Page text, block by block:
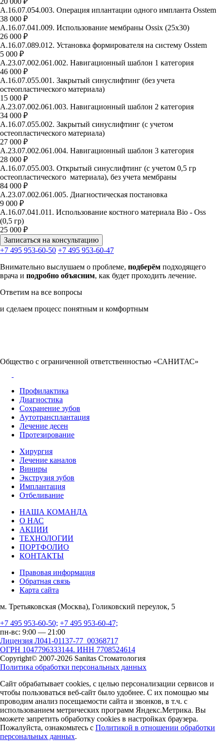
А.16.07.054.003. Операция иплантации одного импланта Osstem
38 000 ₽
А.16.07.041.009. Использование мембраны Ossix (25х30)
26 000 ₽
А.16.07.089.012. Установка формирователя на систему Osstem
5 000 ₽
А.23.07.002.061.002. Навигационный шаблон 1 категория
46 000 ₽
А.16.07.055.001. Закрытый синуслифтинг (без учета
остеопластического материала)
15 000 ₽
А.23.07.002.061.003. Навигационный шаблон 2 категория
34 000 ₽
А.16.07.055.002. Закрытый синуслифтинг (с учетом
остеопластического материала)
27 000 ₽
А.23.07.002.061.004. Навигационный шаблон 3 категория
28 000 ₽
А.16.07.055.003. Открытый синуслифтинг (с учетом 0,5 гр
остеопластического материала), без учета мембраны
84 000 ₽
А.23.07.002.061.005. Диагностическая постановка
9 000 ₽
А.16.07.041.011. Использование костного материала Bio - Oss
(0,5 гр)
25 000 ₽
Записаться на консультацию
+7 495 953-60-50 +7 495 953-60-47
Внимательно выслушаем о проблеме, подберём подходящего
врача и подробно объясним, как будет проходить лечение.
Ответим на все вопросы
и сделаем процесс понятным и комфортным
Общество с ограниченной ответственностью «САНИТАС»
Профилактика
Диагностика
Сохранение зубов
Аутотрансплантация
Лечение десен
Протезирование
Хирургия
Лечение каналов
Виниры
Экструзия зубов
Имплантация
Отбеливание
НАША КОМАНДА
О НАС
АКЦИИ
ТЕХНОЛОГИИ
ПОРТФОЛИО
КОНТАКТЫ
Правовая информация
Обратная связь
Карта сайта
м. Третьяковская (Москва), Голиковский переулок, 5
+7 495 953-60-50; +7 495 953-60-47;
пн-вс: 9:00 — 21:00
Лицензия Л041-01137-77_00368717
ОГРН 1047796333144. ИНН 7708524614
Copyright© 2007-2026 Sanitas Стоматология
Политика обработки персональных данных
Сайт обрабатывает cookies, с целью персонализации сервисов и
чтобы пользоваться веб-сайт было удобнее. С их помощью мы
проводим анализ посещаемости сайта и звонков, в т.ч. с
использованием метрических программ Яндекс.Метрика. Вы
можете запретить обработку cookies в настройках браузера.
Пожалуйста, ознакомьтесь с Политикой в отношении обработки
персональных данных.